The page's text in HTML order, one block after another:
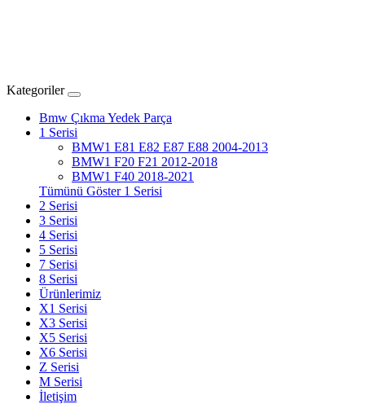
Kategoriler
Bmw Çıkma Yedek Parça
1 Serisi
BMW1 E81 E82 E87 E88 2004-2013
BMW1 F20 F21 2012-2018
BMW1 F40 2018-2021
Tümünü Göster 1 Serisi
2 Serisi
3 Serisi
4 Serisi
5 Serisi
7 Serisi
8 Serisi
Ürünlerimiz
X1 Serisi
X3 Serisi
X5 Serisi
X6 Serisi
Z Serisi
M Serisi
İletişim